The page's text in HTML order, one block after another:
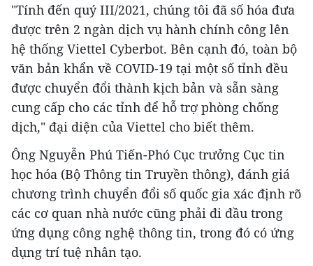
"Tính đến quý III/2021, chúng tôi đã số hóa đưa
được trên 2 ngàn dịch vụ hành chính công lên
hệ thống Viettel Cyberbot. Bên cạnh đó, toàn bộ
văn bản khẩn về COVID-19 tại một số tỉnh đều
được chuyển đổi thành kịch bản và sẵn sàng
cung cấp cho các tỉnh để hỗ trợ phòng chống
dịch," đại diện của Viettel cho biết thêm.
Ông Nguyễn Phú Tiến-Phó Cục trưởng Cục tin
học hóa (Bộ Thông tin Truyền thông), đánh giá
chương trình chuyển đổi số quốc gia xác định rõ
các cơ quan nhà nước cũng phải đi đầu trong
ứng dụng công nghệ thông tin, trong đó có ứng
dụng trí tuệ nhân tạo.